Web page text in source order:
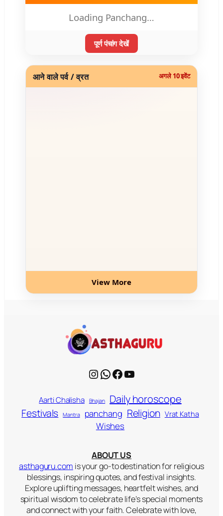
Loading Panchang…
पूर्ण पंचांग देखें
आने वाले पर्व / व्रत अगले 10 इवेंट
View More
Instagram WhatsApp Facebook YouTube
Aarti Chalisha Bhajan Daily horoscope
Festivals Mantra panchang Religion Vrat Katha
Wishes
ABOUT US
asthaguru.com is your go-to destination for religious
blessings, inspiring quotes, and festival insights.
Explore uplifting messages, heartfelt wishes, and
spiritual wisdom to celebrate life’s special moments
and connect with your faith. Celebrate with love,